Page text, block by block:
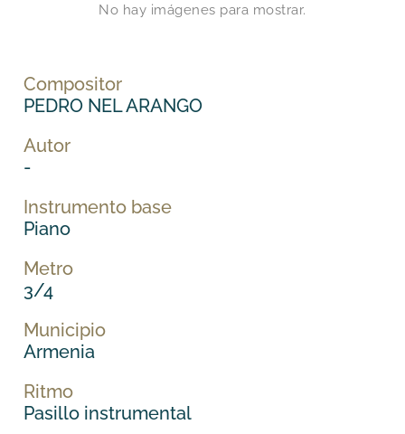
No hay imágenes para mostrar.
Compositor
PEDRO NEL ARANGO
Autor
-
Instrumento base
Piano
Metro
3/4
Municipio
Armenia
Ritmo
Pasillo instrumental